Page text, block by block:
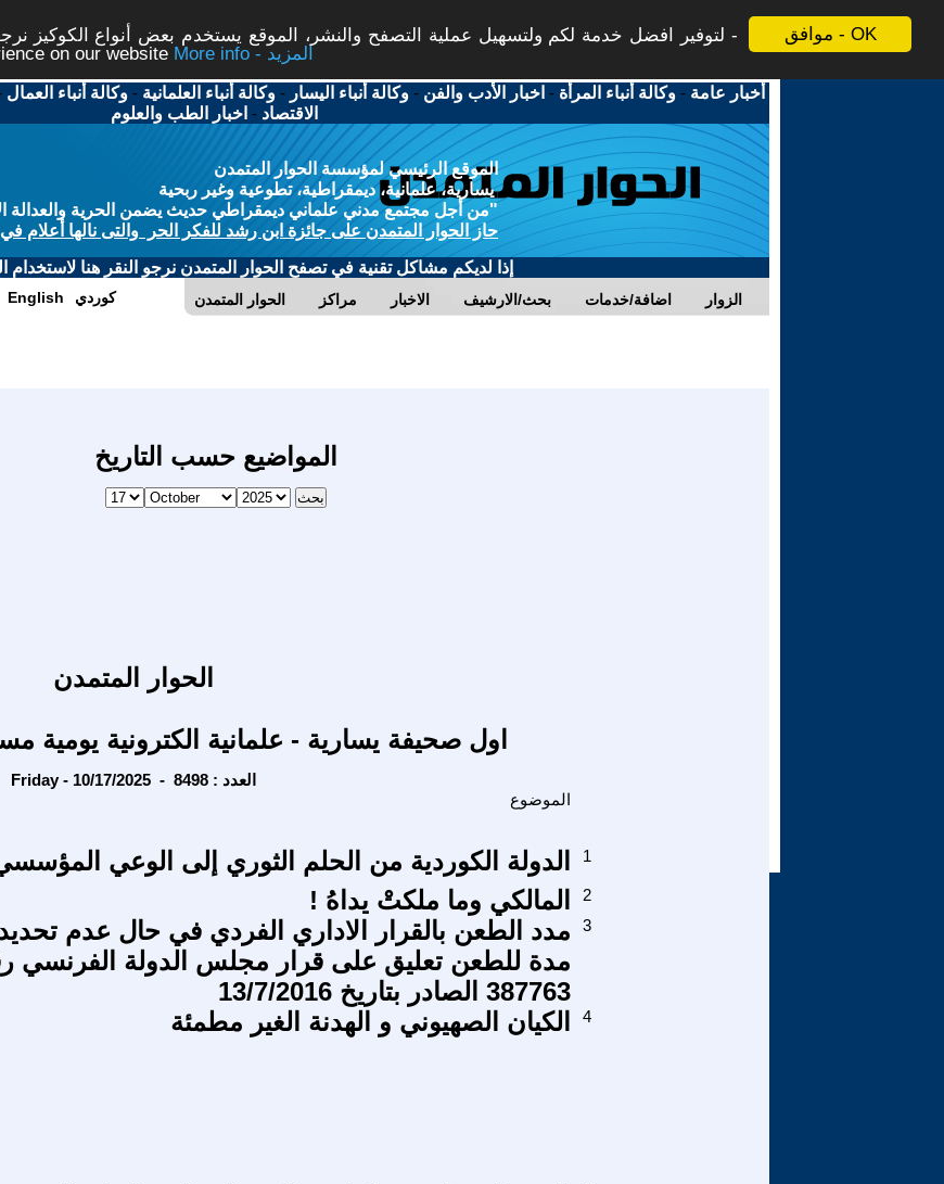
موافق - OK
لتوفير افضل خدمة لكم ولتسهيل عملية التصفح والنشر، الموقع يستخدم بعض أنواع الكوكيز
on our website
More info - المزيد
أخبار عامة -وكالة أنباء المرأة - اخبار الأدب والفن -وكالة أنباء اليسار -وكالة أنباء العلمانية -وكالة أنباء العمال
الاقتصاد - اخبار الطب والعلوم
الموقع الرئيسي لمؤسسة الحوار المتمدن
يسارية، علمانية، ديمقراطية، تطوعية وغير ربحية
"من أجل مجتمع مدني علماني ديمقراطي حديث يضمن الحرية والعدالة
حاز الحوار المتمدن على جائزة ابن رشد للفكر الحر والتى نالها أعلام في
إذا لديكم مشاكل تقنية في تصفح الحوار المتمدن نرجو النقر هنا لاستخدام
الحوار المتمدن مراكز الاخبار بحث/الارشيف اضافة/خدمات الزوار English كوردي
المواضيع حسب التاريخ
الحوار المتمدن
اول صحيفة يسارية - علمانية الكترونية يومية
Friday - 10/17/2025 - العدد : 8498
الموضوع
الدولة الكوردية من الحلم الثوري إلى الوعي 1
المالكي وما ملكتْ يداهُ !
2
مدد الطعن بالقرار الاداري الفردي في حال عدم
مدة للطعن تعليق على قرار مجلس الدولة الفرنسي
387763 الصادر بتاريخ 13/7/2016
3
الكيان الصهيوني و الهدنة الغير مطمئة 4